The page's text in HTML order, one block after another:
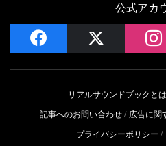
公式アカ
facebook
リアルサウンドブックとは
記事へのお問い合わせ
広告に関
プライバシーポリシー